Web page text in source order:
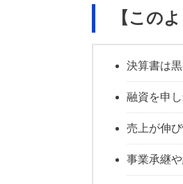
【この
決算書は
融資を申
売上が伸
事業承継